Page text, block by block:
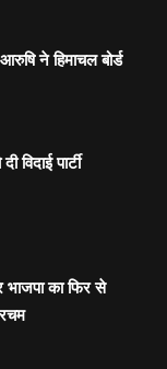
ने हिमाचल बोर्ड
पार्टी
भाजपा का फिर से